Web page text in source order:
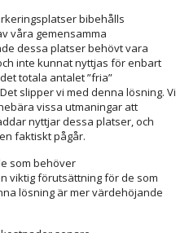
bibehålls
våra gemensamma
dessa platser behövt vara
inte kunnat nyttjas för enbart
totala antalet ”fria”
slipper vi med denna lösning. Vi
vissa utmaningar att
nyttjar dessa platser, och
faktiskt pågår.
som behöver
viktig förutsättning för de som
lösning är mer värdehöjande